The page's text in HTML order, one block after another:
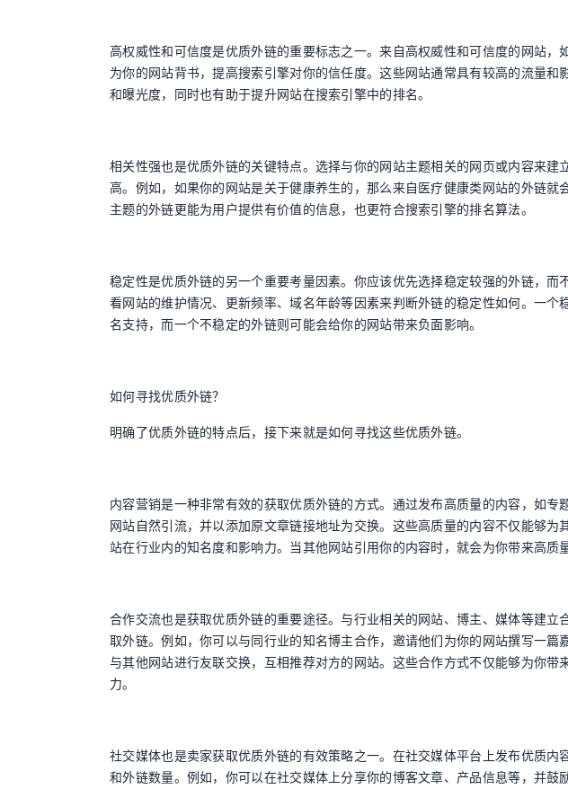
高权威性和可信度是优质外链的重要标志之一。来自高权威性和可信度的网站，
为你的网站背书，提高搜索引擎对你的信任度。这些网站通常具有较高的流量
和曝光度，同时也有助于提升网站在搜索引擎中的排名。
相关性强也是优质外链的关键特点。选择与你的网站主题相关的网页或内容来建
高。例如，如果你的网站是关于健康养生的，那么来自医疗健康类网站的外链就
主题的外链更能为用户提供有价值的信息，也更符合搜索引擎的排名算法。
稳定性是优质外链的另一个重要考量因素。你应该优先选择稳定较强的外链，而
看网站的维护情况、更新频率、域名年龄等因素来判断外链的稳定性如何。一个
名支持，而一个不稳定的外链则可能会给你的网站带来负面影响。
如何寻找优质外链？
明确了优质外链的特点后，接下来就是如何寻找这些优质外链。
内容营销是一种非常有效的获取优质外链的方式。通过发布高质量的内容，如专
网站自然引流，并以添加原文章链接地址为交换。这些高质量的内容不仅能够为
站在行业内的知名度和影响力。当其他网站引用你的内容时，就会为你带来高质
合作交流也是获取优质外链的重要途径。与行业相关的网站、博主、媒体等建立
取外链。例如，你可以与同行业的知名博主合作，邀请他们为你的网站撰写一篇
与其他网站进行友联交换，互相推荐对方的网站。这些合作方式不仅能够为你带
力。
社交媒体也是卖家获取优质外链的有效策略之一。在社交媒体平台上发布优质内
和外链数量。例如，你可以在社交媒体上分享你的博客文章、产品信息等，并鼓